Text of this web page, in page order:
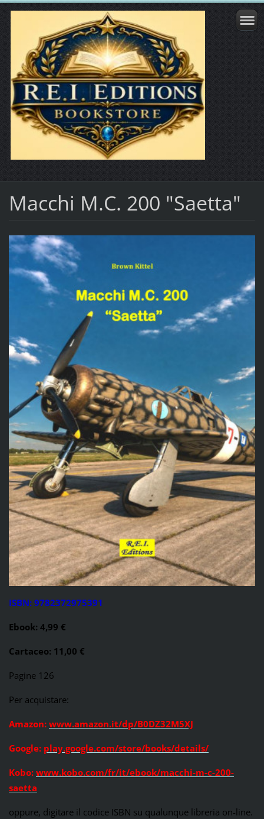
Macchi M.C. 200 "Saetta"
ISBN: 9782372975391
Ebook: 4,99 €
Cartaceo: 11,00 €
Pagine 126
Per acquistare:
Amazon: www.amazon.it/dp/B0DZ32M5XJ
Google: play.google.com/store/books/details/
Kobo: www.kobo.com/fr/it/ebook/macchi-m-c-200-
saetta
oppure, digitare il codice ISBN su qualunque libreria on-line.